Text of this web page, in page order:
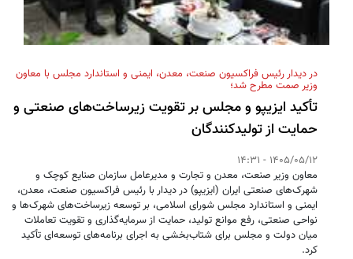
در دیدار رئیس فراکسیون صنعت، معدن، ایمنی و استاندارد مجلس با معاون
وزیر صمت مطرح شد؛
تأکید ایزیپو و مجلس بر تقویت زیرساخت‌های صنعتی و
حمایت از تولیدکنندگان
1405/05/12 - 14:31
معاون وزیر صنعت، معدن و تجارت و مدیرعامل سازمان صنایع کوچک و
شهرک‌های صنعتی ایران (ایزیپو) در دیدار با رئیس فراکسیون صنعت، معدن،
ایمنی و استاندارد مجلس شورای اسلامی، بر توسعه زیرساخت‌های شهرک‌ها و
نواحی صنعتی، رفع موانع تولید، حمایت از سرمایه‌گذاری و تقویت تعاملات
میان دولت و مجلس برای شتاب‌بخشی به اجرای برنامه‌های توسعه‌ای تأکید
کرد.